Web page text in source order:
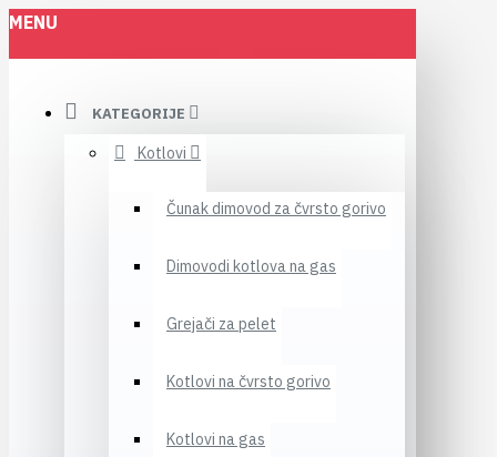
MENU
KATEGORIJE
Kotlovi
Čunak dimovod za čvrsto gorivo
Dimovodi kotlova na gas
Grejači za pelet
Kotlovi na čvrsto gorivo
Kotlovi na gas